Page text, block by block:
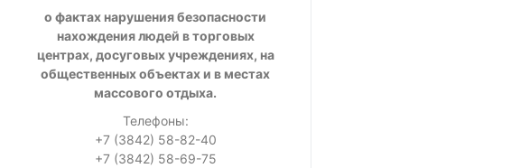
о фактах нарушения безопасности
нахождения людей в торговых
центрах, досуговых учреждениях, на
общественных объектах и в местах
массового отдыха.
Телефоны:
+7 (3842) 58-82-40
+7 (3842) 58-69-75